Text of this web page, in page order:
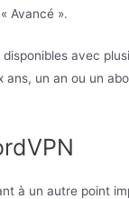
Avancé ».
avec
ans, un an ou un
à un autre point